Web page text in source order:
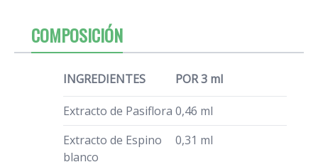
COMPOSICIÓN
INGREDIENTES POR 3 ml
Extracto de Pasiflora 0,46 ml
Extracto de Espino
blanco
0,31 ml